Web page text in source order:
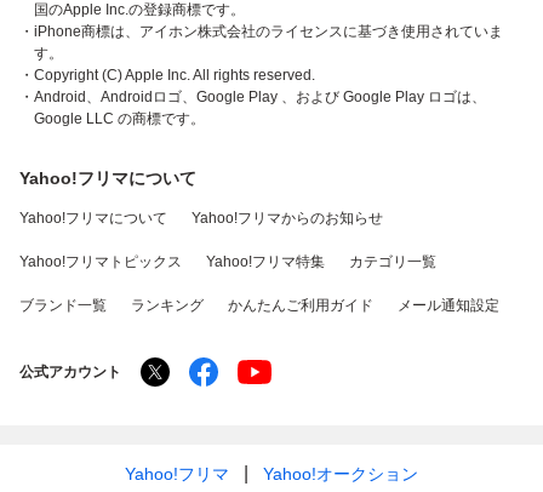
国のApple Inc.の登録商標です。
・iPhone商標は、アイホン株式会社のライセンスに基づき使用されていま
す。
・Copyright (C) Apple Inc. All rights reserved.
・Android、Androidロゴ、Google Play 、および Google Play ロゴは、
Google LLC の商標です。
Yahoo!フリマについて
Yahoo!フリマについて Yahoo!フリマからのお知らせ
Yahoo!フリマトピックス Yahoo!フリマ特集 カテゴリ一覧
ブランド一覧 ランキング かんたんご利用ガイド メール通知設定
公式アカウント
Yahoo!フリマ Yahoo!オークション